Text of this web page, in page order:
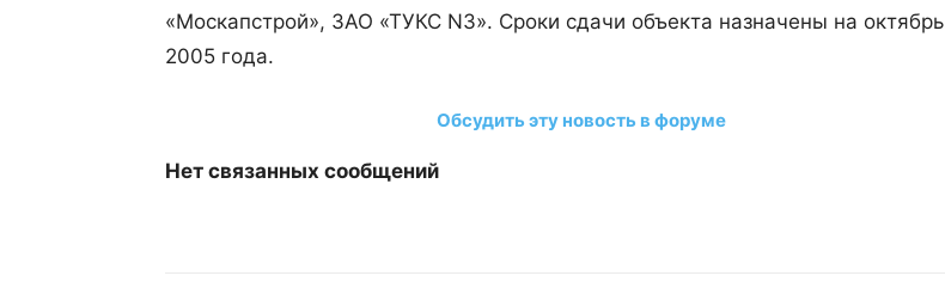
«Москапстрой», ЗАО «ТУКС N3». Сроки сдачи объекта назначены на октябрь
2005 года.
Обсудить эту новость в форуме
Нет связанных сообщений